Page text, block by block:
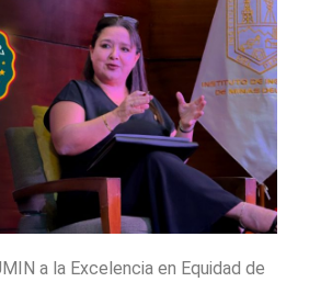
a la Excelencia en Equidad de